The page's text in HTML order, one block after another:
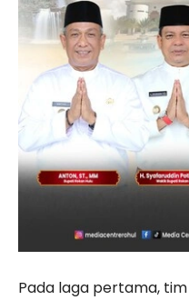
Pada laga pertama,